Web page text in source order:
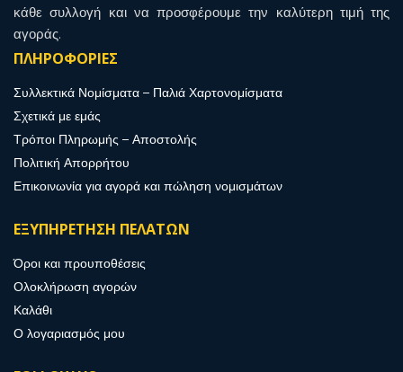
κάθε συλλογή και να προσφέρουμε την καλύτερη τιμή της
αγοράς.
ΠΛΗΡΟΦΟΡΙΕΣ
Συλλεκτικά Νομίσματα – Παλιά Χαρτονομίσματα
Σχετικά με εμάς
Τρόποι Πληρωμής – Αποστολής
Πολιτική Απορρήτου
Επικοινωνία για αγορά και πώληση νομισμάτων
ΕΞΥΠΗΡΕΤΗΣΗ ΠΕΛΑΤΩΝ
Όροι και προυποθέσεις
Ολοκλήρωση αγορών
Καλάθι
Ο λογαριασμός μου